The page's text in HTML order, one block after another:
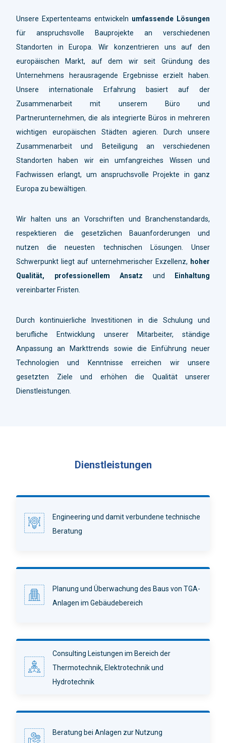
Unsere Expertenteams entwickeln umfassende Lösungen
für anspruchsvolle Bauprojekte an verschiedenen
Standorten in Europa. Wir konzentrieren uns auf den
europäischen Markt, auf dem wir seit Gründung des
Unternehmens herausragende Ergebnisse erzielt haben.
Unsere internationale Erfahrung basiert auf der
Zusammenarbeit mit unserem Büro und
Partnerunternehmen, die als integrierte Büros in mehreren
wichtigen europäischen Städten agieren. Durch unsere
Zusammenarbeit und Beteiligung an verschiedenen
Standorten haben wir ein umfangreiches Wissen und
Fachwissen erlangt, um anspruchsvolle Projekte in ganz
Europa zu bewältigen.
Wir halten uns an Vorschriften und Branchenstandards,
respektieren die gesetzlichen Bauanforderungen und
nutzen die neuesten technischen Lösungen. Unser
Schwerpunkt liegt auf unternehmerischer Exzellenz, hoher
Qualität, professionellem Ansatz und
Einhaltung
vereinbarter Fristen.
Durch kontinuierliche Investitionen in die Schulung und
berufliche Entwicklung unserer Mitarbeiter, ständige
Anpassung an Markttrends sowie die Einführung neuer
Technologien und Kenntnisse erreichen wir unsere
gesetzten Ziele und erhöhen die Qualität unserer
Dienstleistungen.
Dienstleistungen
Engineering und damit verbundene technische
Beratung
Planung und Überwachung des Baus von TGA-
Anlagen im Gebäudebereich
Consulting Leistungen im Bereich der
Thermotechnik, Elektrotechnik und
Hydrotechnik
Beratung bei Anlagen zur Nutzung